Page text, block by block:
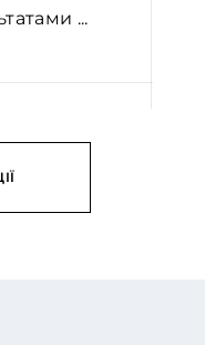
...